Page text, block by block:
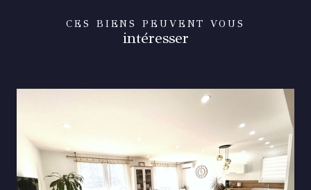
CES BIENS PEUVENT VOUS
intéresser